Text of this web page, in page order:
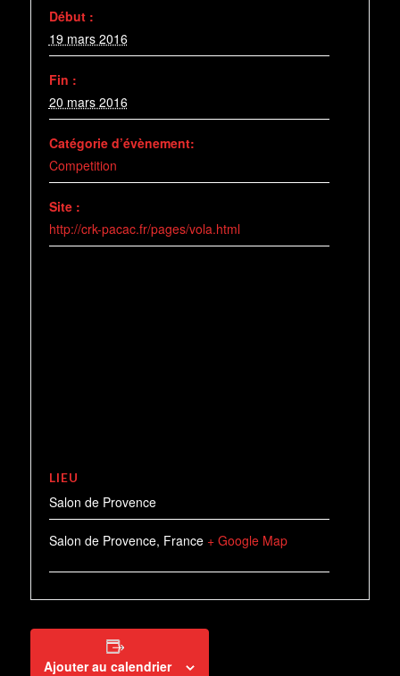
Début :
19 mars 2016
Fin :
20 mars 2016
Catégorie d’évènement:
Competition
Site :
http://crk-pacac.fr/pages/vola.html
LIEU
Salon de Provence
Salon de Provence, France + Google Map
Ajouter au calendrier